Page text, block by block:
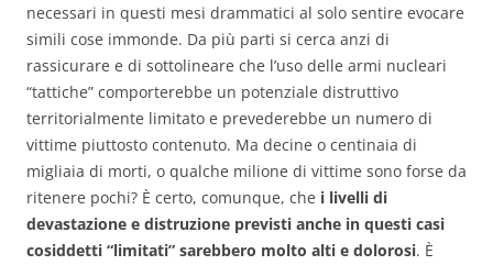
necessari in questi mesi drammatici al solo sentire evocare
simili cose immonde. Da più parti si cerca anzi di
rassicurare e di sottolineare che l’uso delle armi nucleari
“tattiche” comporterebbe un potenziale distruttivo
territorialmente limitato e prevederebbe un numero di
vittime piuttosto contenuto. Ma decine o centinaia di
migliaia di morti, o qualche milione di vittime sono forse da
ritenere pochi? È certo, comunque, che i livelli di
devastazione e distruzione previsti anche in questi casi
cosiddetti “limitati” sarebbero molto alti e dolorosi. È